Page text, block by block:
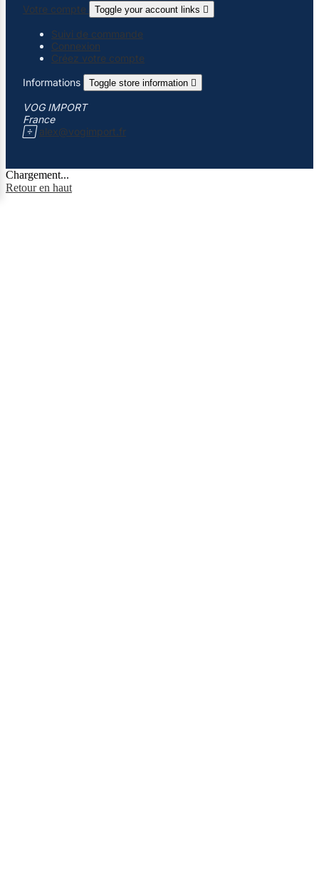
Votre compte
Toggle your account links 
Suivi de commande
Connexion
Créez votre compte
Informations
Toggle store information 
VOG IMPORT
France
 alex@vogimport.fr
Chargement...
Retour en haut